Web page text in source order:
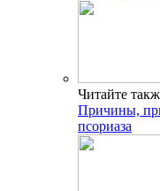
Читайте
Причины,
псориаза